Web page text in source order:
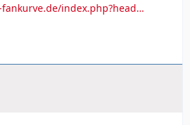
index.php?head…